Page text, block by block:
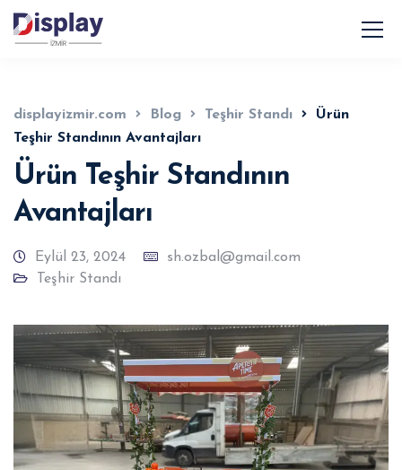
displayizmir.com Blog Teşhir Standı
Ürün
Teşhir Standının Avantajları
Ürün Teşhir Standının
Avantajları
Eylül 23, 2024
sh.ozbal@gmail.com
Teşhir Standı